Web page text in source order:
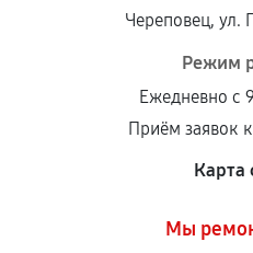
Череповец, ул.
Режим
Ежедневно с
Приём заявок
Карта
Мы